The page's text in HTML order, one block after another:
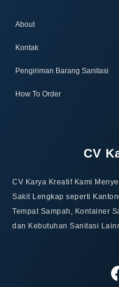
About
Kontak
Pengiriman Barang Sanitasi
How To Order
CV
CV Karya Kreatif Kami
Sakit Lengkap seperti
Tempat Sampah, Kontainer
dan Kebutuhan Sanitasi